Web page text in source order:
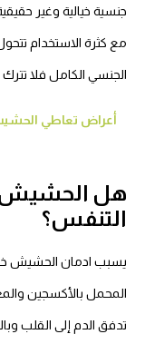
جنسية خيالية وغير
مع كثرة الاستخدام
الجنسي الكامل فلا
أعراض تعاطي
هل
التنفس؟
يسبب ادمان الحشيش
المحمل بالأكسجين
تدفق الدم إلى القلب